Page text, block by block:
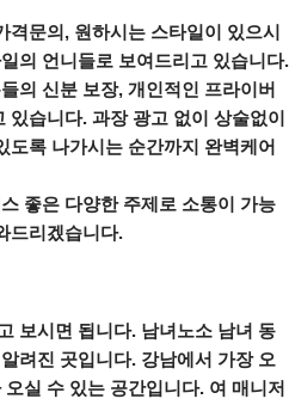
격문의, 원하시는 스타일이 있으시
의 언니들로 보여드리고 있습니다.
의 신분 보장, 개인적인 프라이버
있습니다. 과장 광고 없이 상술없이
도록 나가시는 순간까지 완벽케어
좋은 다양한 주제로 소통이 가능
드리겠습니다.
보시면 됩니다. 남녀노소 남녀 동
려진 곳입니다. 강남에서 가장 오
실 수 있는 공간입니다. 여 매니저